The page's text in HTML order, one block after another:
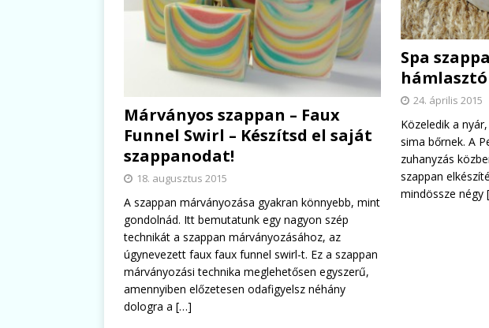
Márványos szappan – Faux
Funnel Swirl – Készítsd el saját
szappanodat!
18. augusztus 2015
A szappan márványozása gyakran könnyebb, mint
gondolnád. Itt bemutatunk egy nagyon szép
technikát a szappan márványozásához, az
úgynevezett faux faux funnel swirl-t. Ez a szappan
márványozási technika meglehetősen egyszerű,
amennyiben előzetesen odafigyelsz néhány
dologra a […]
Spa
24. április 2015
Közeledik a
sima bőrnek. A
zuhanyzás
szappan
mindössze négy